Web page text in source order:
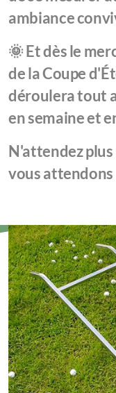
ambiance
🌞 Et dès le
de la Coupe
déroulera tout
en semaine et
N'attendez
vous